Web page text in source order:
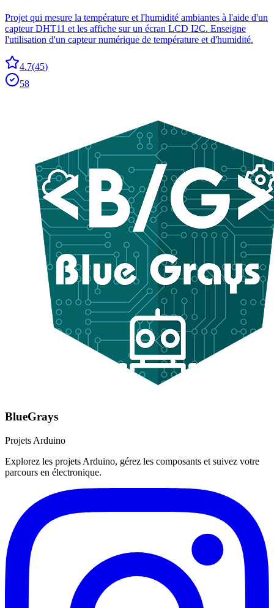
Projet qui mesure la température et l'humidité ambiantes à l'aide d'un
capteur DHT11 et les affiche sur un écran LCD I2C. Enseigne
l'utilisation d'un capteur numérique de température et d'humidité.
4.7(45)
58
BlueGrays
Projets Arduino
Explorez les projets Arduino, gérez les composants et suivez votre
parcours en électronique.